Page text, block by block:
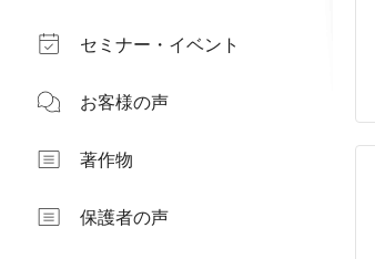
セミナー・イベント
お客様の声
著作物
保護者の声